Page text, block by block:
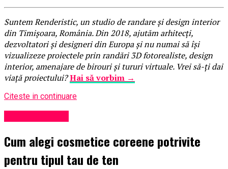
Suntem Renderistic, un studio de randare și design interior
din Timișoara, România. Din 2018, ajutăm arhitecți,
dezvoltatori și designeri din Europa și nu numai să își
vizualizeze proiectele prin randări 3D fotorealiste, design
interior, amenajare de birouri și tururi virtuale. Vrei să-ți dai
viață proiectului?Hai să vorbim →
Citeste in continuare
Cum alegi cosmetice coreene potrivite
pentru tipul tau de ten